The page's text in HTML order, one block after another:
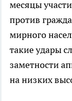
месяцы
против
мирного
такие удары
заметности
на низких